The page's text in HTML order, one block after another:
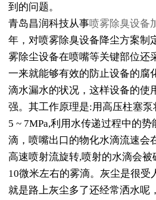
到的问题。
青岛昌润科技从事喷雾除臭设备
年，对喷雾除臭设备降尘方案制
雾除尘设备在喷嘴等关键部位还
一来就能够有效的防止设备的腐
滴水漏水的状况，这样设备的使
强。其工作原理是:用高压柱塞
5 ~ 7MPa,利用水传递过程中的
滴，喷嘴出口的物化水滴流速会
高速喷射流旋转,喷射的水滴会被
10微米左右的雾滴。灰尘是很受
就是路上灰尘多了还经常洒水呢